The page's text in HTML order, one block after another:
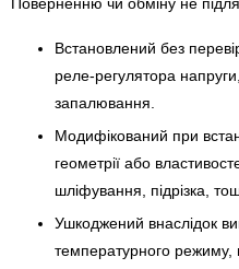
Поверненню чи обміну не
Встановлений без
реле-регулято­ра
запалювання.
Модифікований при
геометрії або
шліфування, підрізка,
Ушкоджений внаслідок
температурного режиму,